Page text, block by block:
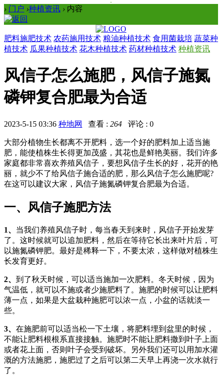
› 门户 ›种植资讯 › 内容
肥料施肥技术 农药施用技术 粮油种植技术 食用菌栽培 蔬菜种
植技术 瓜果种植技术 花木种植技术 药材种植技术 种植资讯
风信子怎么施肥，风信子施氮
磷钾复合肥最为合适
2023-5-15 03:36 种地网 查看 : 264 评论 : 0
大部分植物生长都离不开肥料，选一个好的肥料加上适当施
肥，能使植株生长得更加茂盛，其花也是鲜艳美丽。我们许多
家庭都非常喜欢养殖风信子，要想风信子生长的好，花开的艳
丽，就少不了给风信子施合适的肥，那么风信子怎么施肥呢?
在这可以建议大家，风信子施氮磷钾复合肥最为合适。
一、风信子施肥方法
1、 当我们养殖风信子时，每当春天到来时，风信子开始发芽
了。这时候就可以追加肥料，然后在等待它长出来叶片后，可
以施氮磷钾肥。最好是稀释一下，不要太浓，这样做对植株生
长发育更好。
2、 到了秋天时候，可以适当施加一次肥料。冬天时候，因为
气温低，就可以不施或者少施肥料了。施肥的时候可以让肥料
薄一点，如果是大盆栽种施肥可以浓一点，小盆的话就淡一
些。
3、 在施肥前可以适当松一下土壤，将肥料埋到盆里的时候，
不能让肥料根根系直接接触。施肥时不能让肥料撒到叶子上面
或者花上面，否则叶子会受到破坏。另外我们还可以用加水灌
溉的方法施肥，施肥过了之后可以第二天早上再浇一次水就行
了。